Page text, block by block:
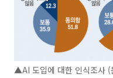
▲AI 도입에 대한 인식조사 (